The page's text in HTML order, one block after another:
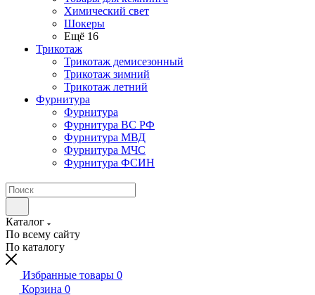
Химический свет
Шокеры
Ещё 16
Трикотаж
Трикотаж демисезонный
Трикотаж зимний
Трикотаж летний
Фурнитура
Фурнитура
Фурнитура ВС РФ
Фурнитура МВД
Фурнитура МЧС
Фурнитура ФСИН
Каталог
По всему сайту
По каталогу
Избранные товары 0
Корзина 0